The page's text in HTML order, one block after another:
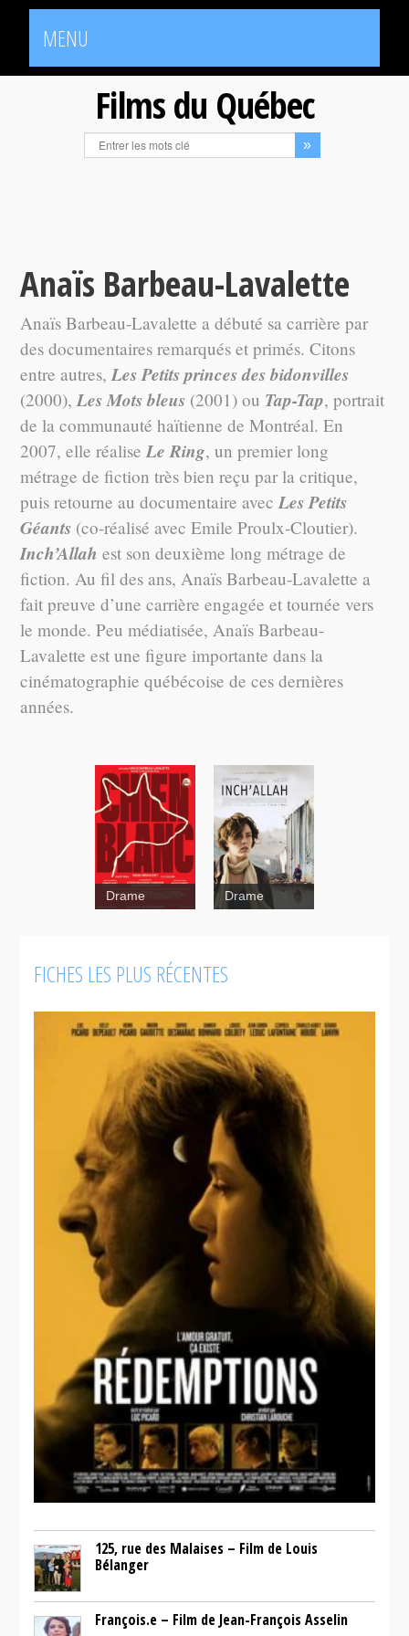
MENU
Films du Québec
Anaïs Barbeau-Lavalette
Anaïs Barbeau-Lavalette a débuté sa carrière par
des documentaires remarqués et primés. Citons
entre autres,Les Petits princes des bidonvilles
(2000),Les Mots bleus (2001) ou Tap-Tap, portrait
de la communauté haïtienne de Montréal. En
2007, elle réaliseLe Ring, un premier long
métrage de fiction très bien reçu par la critique,
puis retourne au documentaire avecLes Petits
Géants (co-réalisé avec Emile Proulx-Cloutier).
Inch’Allah est son deuxième long métrage de
fiction. Au fil des ans, Anaïs Barbeau-Lavalette a
fait preuve d’une carrière engagée et tournée vers
le monde. Peu médiatisée, Anaïs Barbeau-
Lavalette est une figure importante dans la
cinématographie québécoise de ces dernières
années.
La
déesse des
mouches à
Drame Drame
FICHES LES PLUS RÉCENTES
125, rue des Malaises – Film de Louis
Bélanger
François.e – Film de Jean-François Asselin